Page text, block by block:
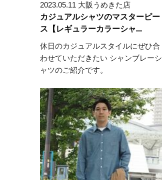
2023.05.11 大阪うめきた店
カジュアルシャツのマスターピー
ス【レギュラーカラーシャ...
休日のカジュアルスタイルにぜひ合
わせていただきたい シャンブレーシ
ャツのご紹介です。